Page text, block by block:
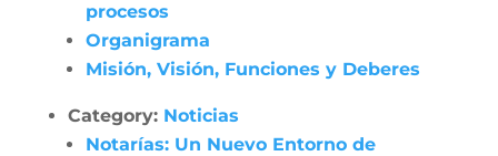
procesos
Organigrama
Misión, Visión, Funciones y Deberes
Category: Noticias
Notarías: Un Nuevo Entorno de